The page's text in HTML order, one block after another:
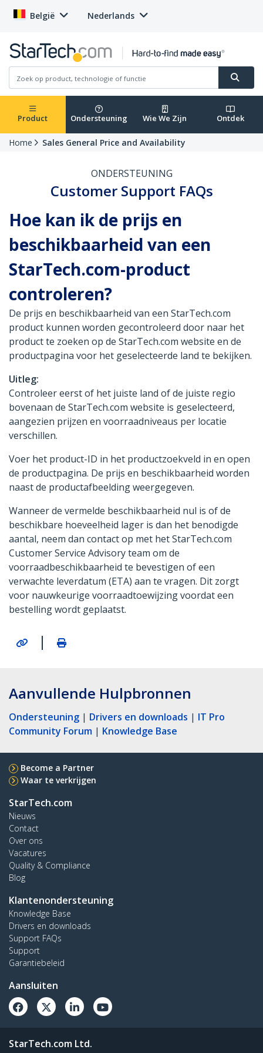
België Nederlands
Product Ondersteuning Wie We Zijn Ontdek
Home Sales General Price and Availability
ONDERSTEUNING
Customer Support FAQs
Hoe kan ik de prijs en
beschikbaarheid van een
StarTech.com-product
controleren?
De prijs en beschikbaarheid van een StarTech.com
product kunnen worden gecontroleerd door naar het
product te zoeken op de StarTech.com website en de
productpagina voor het geselecteerde land te bekijken.
Uitleg:
Controleer eerst of het juiste land of de juiste regio
bovenaan de StarTech.com website is geselecteerd,
aangezien prijzen en voorraadniveaus per locatie
verschillen.
Voer het product-ID in het productzoekveld in en open
de productpagina. De prijs en beschikbaarheid worden
naast de productafbeelding weergegeven.
Wanneer de vermelde beschikbaarheid nul is of de
beschikbare hoeveelheid lager is dan het benodigde
aantal, neem dan contact op met het StarTech.com
Customer Service Advisory team om de
voorraadbeschikbaarheid te bevestigen of een
verwachte leverdatum (ETA) aan te vragen. Dit zorgt
voor nauwkeurige voorraadtoewijzing voordat een
bestelling wordt geplaatst.
|
Aanvullende Hulpbronnen
Ondersteuning | Drivers en downloads | IT Pro
Community Forum | Knowledge Base
Become a Partner
Waar te verkrijgen
StarTech.com
Nieuws
Contact
Over ons
Vacatures
Quality & Compliance
Blog
Klantenondersteuning
Knowledge Base
Drivers en downloads
Support FAQs
Support
Garantiebeleid
Aansluiten
StarTech.com Ltd.